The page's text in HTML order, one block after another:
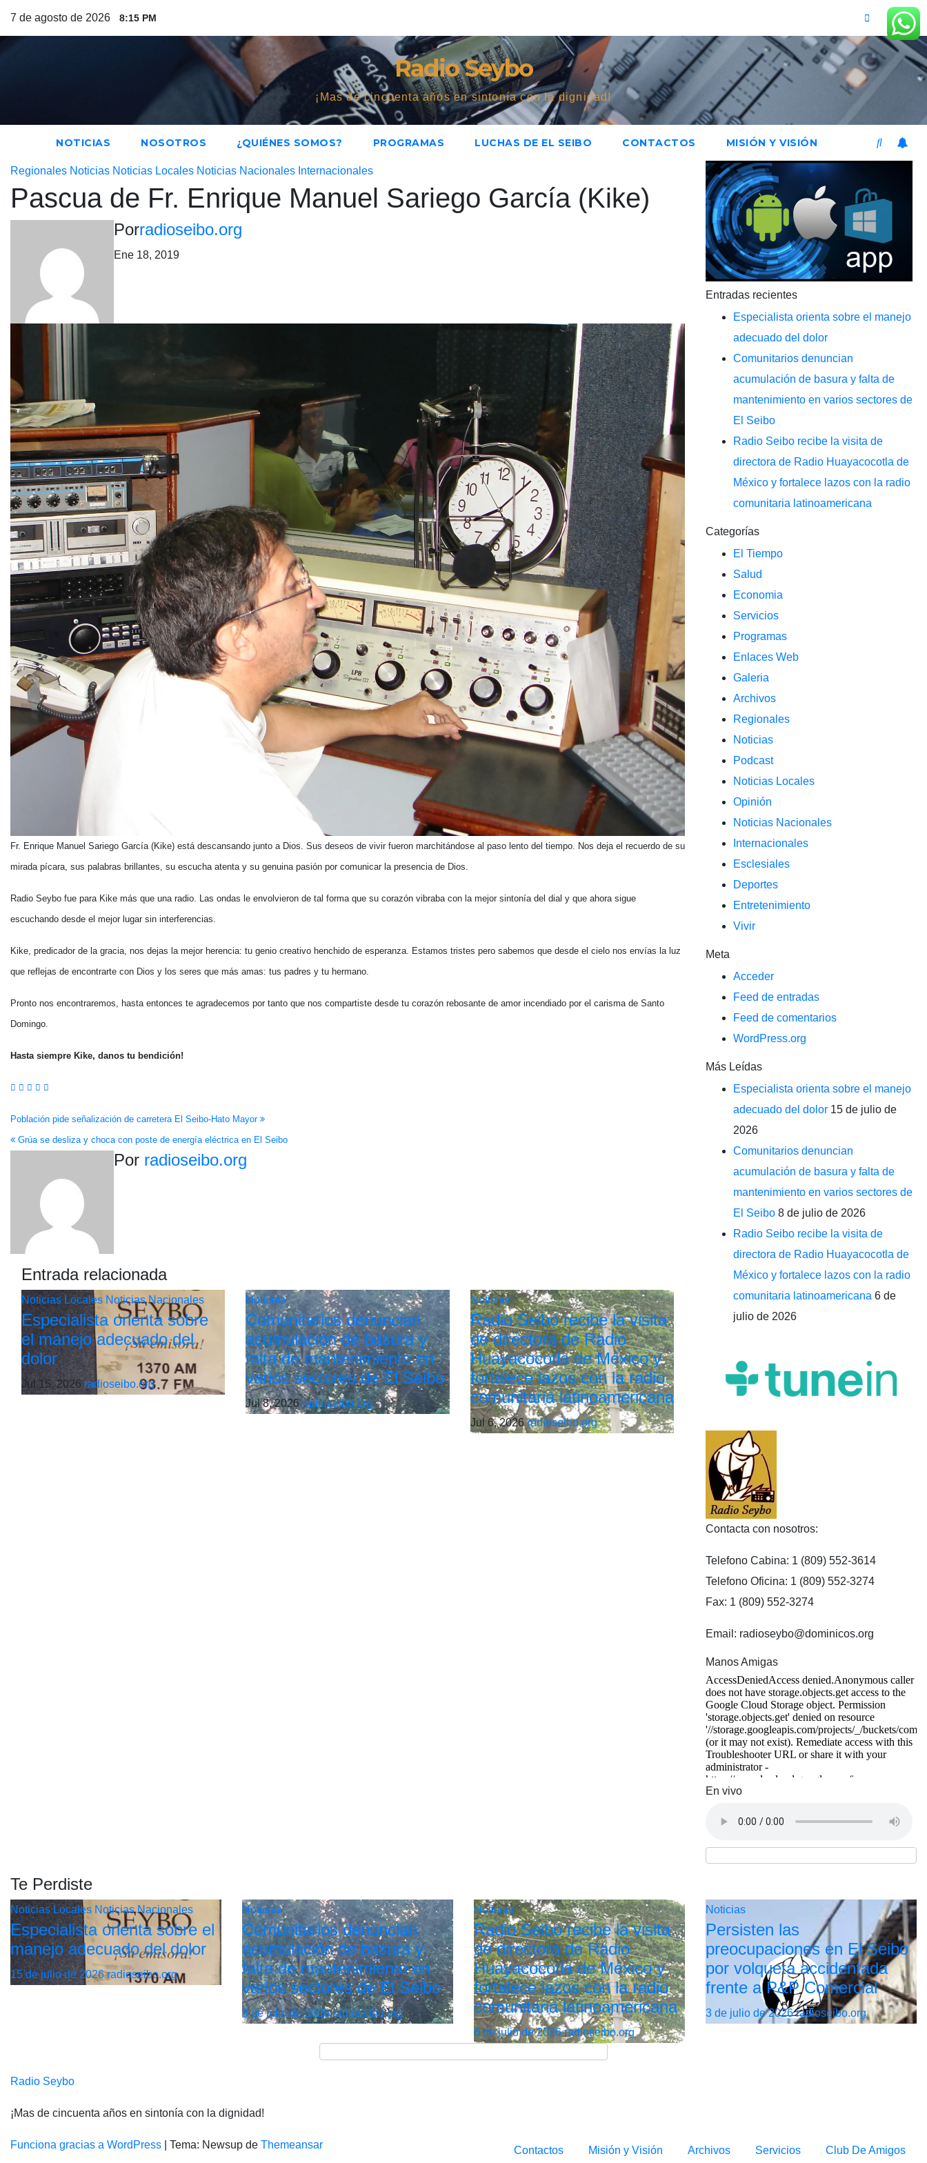
7 de agosto de 2026 8:15 PM
Radio Seybo
¡Mas de cincuenta años en sintonía con la dignidad!
NOTICIAS NOSOTROS ¿QUIÉNES SOMOS? PROGRAMAS LUCHAS DE EL SEIBO CONTACTOS MISIÓN Y VISIÓN
Regionales Noticias Noticias Locales Noticias Nacionales Internacionales
Pascua de Fr. Enrique Manuel Sariego García (Kike)
Porradioseibo.org
Ene 18, 2019
Fr. Enrique Manuel Sariego García (Kike) está descansando junto a Dios. Sus deseos de vivir fueron marchitándose al paso lento del tiempo. Nos deja el recuerdo de su
mirada pícara, sus palabras brillantes, su escucha atenta y su genuina pasión por comunicar la presencia de Dios.
Radio Seybo fue para Kike más que una radio. Las ondas le envolvieron de tal forma que su corazón vibraba con la mejor sintonía del dial y que ahora sigue
escuchando desde el mejor lugar sin interferencias.
Kike, predicador de la gracia, nos dejas la mejor herencia: tu genio creativo henchido de esperanza. Estamos tristes pero sabemos que desde el cielo nos envías la luz
que reflejas de encontrarte con Dios y los seres que más amas: tus padres y tu hermano.
Pronto nos encontraremos, hasta entonces te agradecemos por tanto que nos compartiste desde tu corazón rebosante de amor incendiado por el carisma de Santo
Domingo.
Hasta siempre Kike, danos tu bendición!
Navegación
de
entradas
Población pide señalización de carretera El Seibo-Hato Mayor
Grúa se desliza y choca con poste de energía eléctrica en El Seibo
Por radioseibo.org
Entrada relacionada
Noticias Locales Noticias Nacionales
Especialista orienta sobre
el manejo adecuado del
dolor
Jul 15, 2026 radioseibo.org
Noticias
Comunitarios denuncian
acumulación de basura y
falta de mantenimiento en
varios sectores de El Seibo
Jul 8, 2026radioseibo.org
Noticias
Radio Seibo recibe la visita
de directora de Radio
Huayacocotla de México y
fortalece lazos con la radio
comunitaria latinoamericana
Jul 6, 2026radioseibo.org
Entradas recientes
Especialista orienta sobre el manejo
adecuado del dolor
Comunitarios denuncian
acumulación de basura y falta de
mantenimiento en varios sectores de
El Seibo
Radio Seibo recibe la visita de
directora de Radio Huayacocotla de
México y fortalece lazos con la radio
comunitaria latinoamericana
Categorías
El Tiempo
Salud
Economia
Servicios
Programas
Enlaces Web
Galeria
Archivos
Regionales
Noticias
Podcast
Noticias Locales
Opinión
Noticias Nacionales
Internacionales
Esclesiales
Deportes
Entretenimiento
Vivir
Meta
Acceder
Feed de entradas
Feed de comentarios
WordPress.org
Más Leídas
Especialista orienta sobre el manejo
adecuado del dolor 15 de julio de
2026
Comunitarios denuncian
acumulación de basura y falta de
mantenimiento en varios sectores de
El Seibo 8 de julio de 2026
Radio Seibo recibe la visita de
directora de Radio Huayacocotla de
México y fortalece lazos con la radio
comunitaria latinoamericana 6 de
julio de 2026
Contacta con nosotros:
Telefono Cabina: 1 (809) 552-3614
Telefono Oficina: 1 (809) 552-3274
Fax: 1 (809) 552-3274
Email: radioseybo@dominicos.org
Manos Amigas
En vivo
Te Perdiste
Noticias Locales Noticias Nacionales
Especialista orienta sobre el
manejo adecuado del dolor
15 de julio de 2026radioseibo.org
Noticias
Comunitarios denuncian
acumulación de basura y
falta de mantenimiento en
varios sectores de El Seibo
8 de julio de 2026radioseibo.org
Noticias
Radio Seibo recibe la visita
de directora de Radio
Huayacocotla de México y
fortalece lazos con la radio
comunitaria latinoamericana
6 de julio de 2026radioseibo.org
Noticias
Persisten las
preocupaciones en El Seibo
por volqueta accidentada
frente a P&P Comercial
3 de julio de 2026radioseibo.org
Radio Seybo
¡Mas de cincuenta años en sintonía con la dignidad!
Funciona gracias a WordPress Tema: Newsup de Themeansar Contactos Misión y Visión Archivos Servicios Club De Amigos